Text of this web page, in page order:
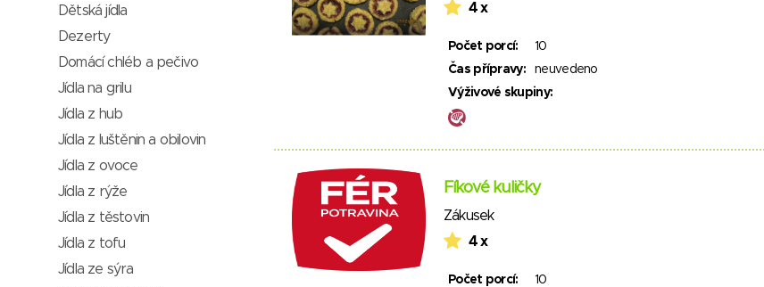
Dětská jídla
Dezerty
Domácí chléb a pečivo
Jídla na grilu
Jídla z hub
Jídla z luštěnin a obilovin
Jídla z ovoce
Jídla z rýže
Jídla z těstovin
Jídla z tofu
Jídla ze sýra
4 x
Počet porcí:
10
Čas přípravy:
neuvedeno
Výživové skupiny:
Fíkové kuličky
Zákusek
4 x
Počet porcí:
10